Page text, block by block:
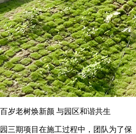
岁老树焕新颜 与园区和谐共生
三期项目在施工过程中，团队为了保